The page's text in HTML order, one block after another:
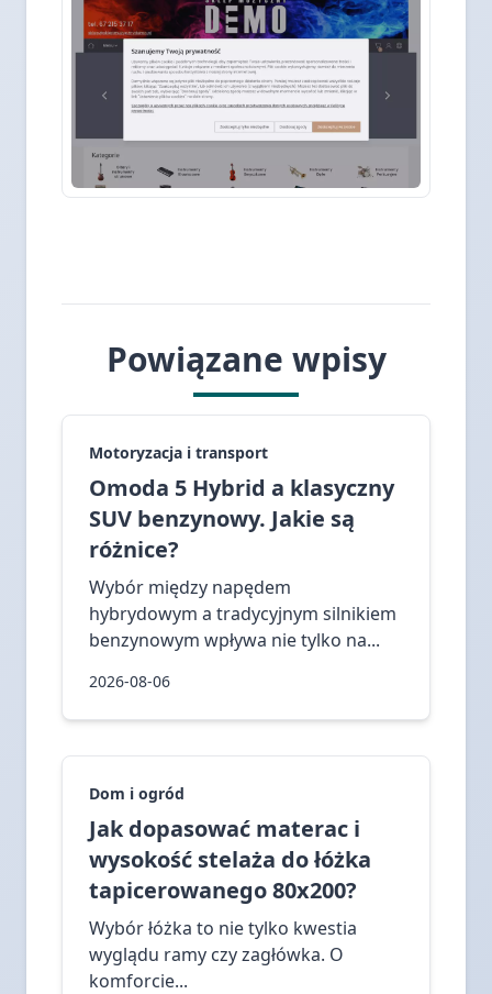
Powiązane wpisy
Motoryzacja i transport
Omoda 5 Hybrid a klasyczny
SUV benzynowy. Jakie są
różnice?
Wybór między napędem
hybrydowym a tradycyjnym silnikiem
benzynowym wpływa nie tylko na...
2026-08-06
Dom i ogród
Jak dopasować materac i
wysokość stelaża do łóżka
tapicerowanego 80x200?
Wybór łóżka to nie tylko kwestia
wyglądu ramy czy zagłówka. O
komforcie...